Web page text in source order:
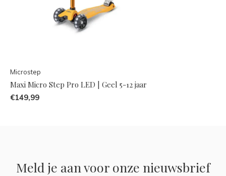
Microstep
Maxi Micro Step Pro LED | Geel 5-12 jaar
€149,99
Meld je aan voor onze nieuwsbrief